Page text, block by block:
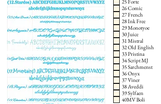
25 Forte
26 Comic
27 French
28 Ink Free
29 Monotyoe
30 Juice
31 Mistral
32 Old English
33 Pristina
34 Script MJ
35 Sarchmenst
36 Onyx
37 Viner
38 Aveddi
39 Sylfaen
40MV Boli